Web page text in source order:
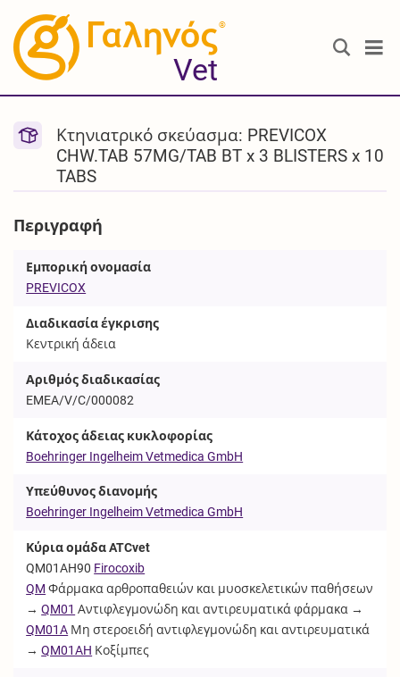
®
Vet
Κτηνιατρικό σκεύασμα: PREVICOX
CHW.TAB 57MG/TAB BT x 3 BLISTERS x 10
TABS
Περιγραφή
Εμπορική ονομασία
PREVICOX
Διαδικασία έγκρισης
Κεντρική άδεια
Αριθμός διαδικασίας
EMEA/V/C/000082
Κάτοχος άδειας κυκλοφορίας
Boehringer Ingelheim Vetmedica GmbH
Υπεύθυνος διανομής
Boehringer Ingelheim Vetmedica GmbH
Κύρια ομάδα ATCvet
QM01AH90 Firocoxib
QM Φάρμακα αρθροπαθειών και μυοσκελετικών παθήσεων
→QM01 Αντιφλεγμονώδη και αντιρευματικά φάρμακα →
QM01A Μη στεροειδή αντιφλεγμονώδη και αντιρευματικά
→QM01AH Κοξίμπες